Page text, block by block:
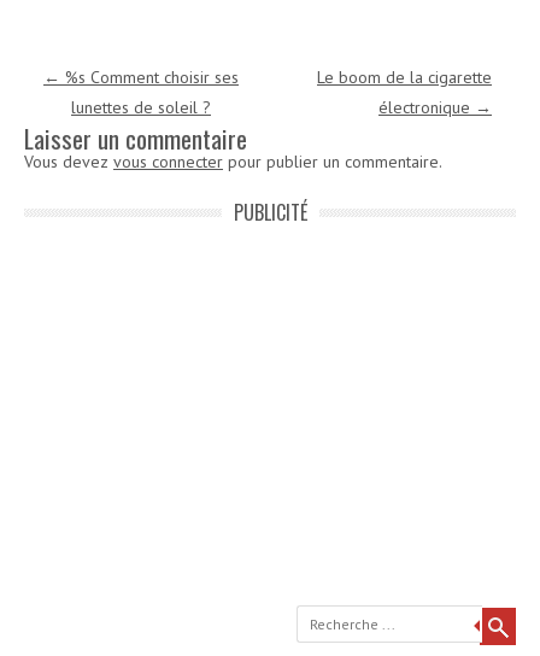
Navigation des articles
← %s Comment choisir ses
lunettes de soleil ?
Le boom de la cigarette
électronique →
Laisser un commentaire
Vous devez vous connecter pour publier un commentaire.
PUBLICITÉ
Recherche